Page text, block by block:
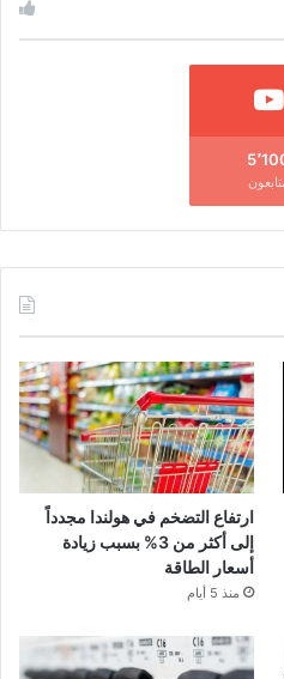
ارتفاع التضخم في هولندا مجدداً
إلى أكثر من 3% بسبب زيادة
أسعار الطاقة
منذ 5 أيام